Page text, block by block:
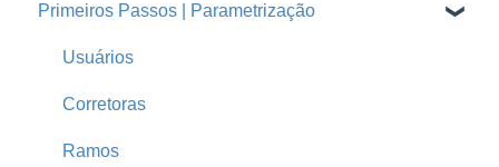
Orçamentos
Cotações Hfy
Logins Seguradoras
Primeiros Passos | Parametrização
Usuários
Corretoras
Ramos